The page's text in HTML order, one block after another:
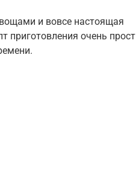
и вовсе настоящая
приготовления очень прост